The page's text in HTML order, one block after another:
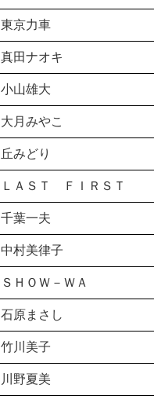
東京力車
真田ナオキ
小山雄大
大月みやこ
丘みどり
ＬＡＳＴ ＦＩＲＳＴ
千葉一夫
中村美律子
ＳＨＯＷ－ＷＡ
石原まさし
竹川美子
川野夏美